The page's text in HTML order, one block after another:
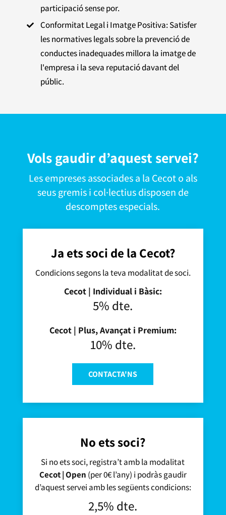
participació sense por.

Conformitat Legal i Imatge Positiva: Satisfer
les normatives legals sobre la prevenció de
conductes inadequades millora la imatge de
l'empresa i la seva reputació davant del
públic.
Vols gaudir d’aquest servei?
Les empreses associades a la Cecot o als
seus gremis i col·lectius disposen de
descomptes especials.
Ja ets soci de la Cecot?
Condicions segons la teva modalitat de soci.
Cecot | Individual i Bàsic:
5% dte.
Cecot | Plus, Avançat i Premium:
10% dte.
CONTACTA'NS
No ets soci?
Si no ets soci, registra’t amb la modalitat
Cecot | Open (per 0€ l’any) i podràs gaudir
d’aquest servei amb les següents condicions:
2,5% dte.